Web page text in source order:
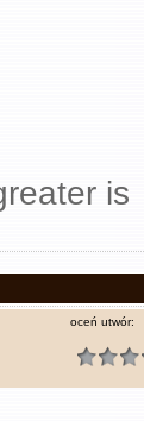
is
oceń utwór: